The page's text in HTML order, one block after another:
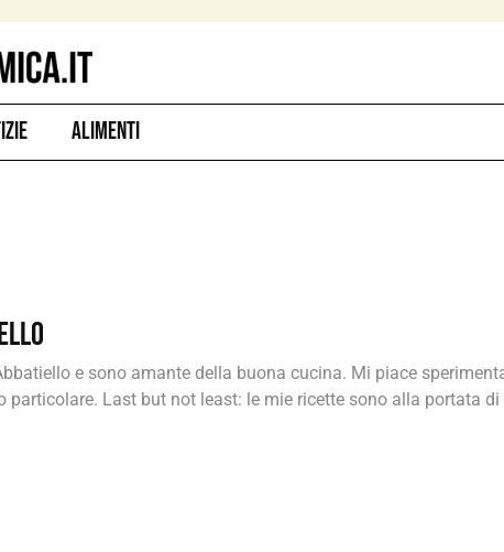
Alimenti
e sono amante della buona cucina. Mi piace
particolare. Last but not least: le mie ricette sono alla portata